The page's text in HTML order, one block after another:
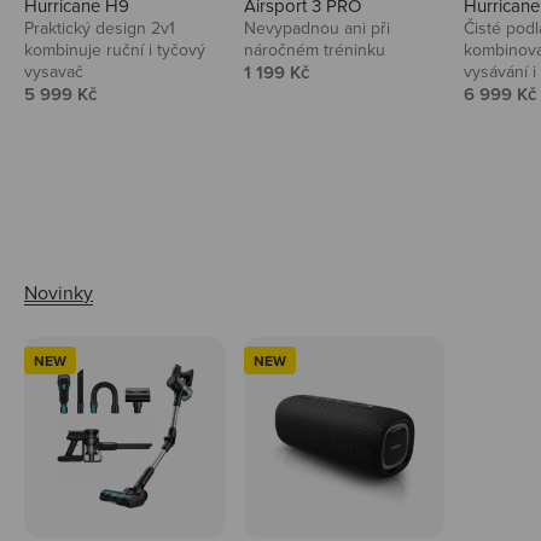
Hurricane H9
Praktický design 2v1
kombinuje ruční i tyčový
vysavač
Prodejní cena
5 999 Kč
Airsport 3 PRO
Nevypadnou ani při
náročném tréninku
Prodejní cena
1 199 Kč
Čisté
vysávání
Prodejní
6 999 Kč
NEW NEW